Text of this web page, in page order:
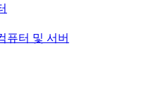
퓨터 및 서버